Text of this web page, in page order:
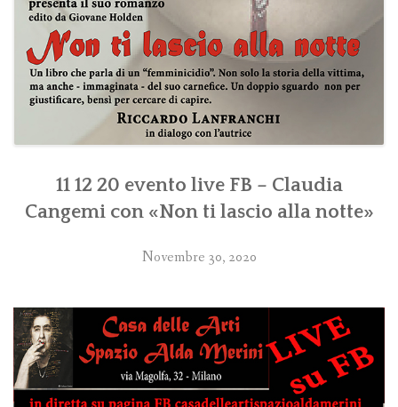
11 12 20 evento live FB – Claudia
Cangemi con «Non ti lascio alla notte»
Novembre 30, 2020